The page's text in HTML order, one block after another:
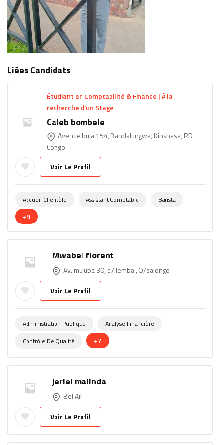
Liées Candidats
Étudiant en Comptabilité & Finance | À la
recherche d'un Stage
Caleb bombele
Avenue bula 154, Bandalungwa, Kinshasa, RD
Congo
Voir Le Profil
Accueil Clientèle Assistant Comptable Barista
+9
Mwabel florent
Av. muluba 30, c / lemba , Q/salongo
Voir Le Profil
Administration Publique
Analyse Financière
Contrôle De Qualité
+7
jeriel malinda
Bel Air
Voir Le Profil